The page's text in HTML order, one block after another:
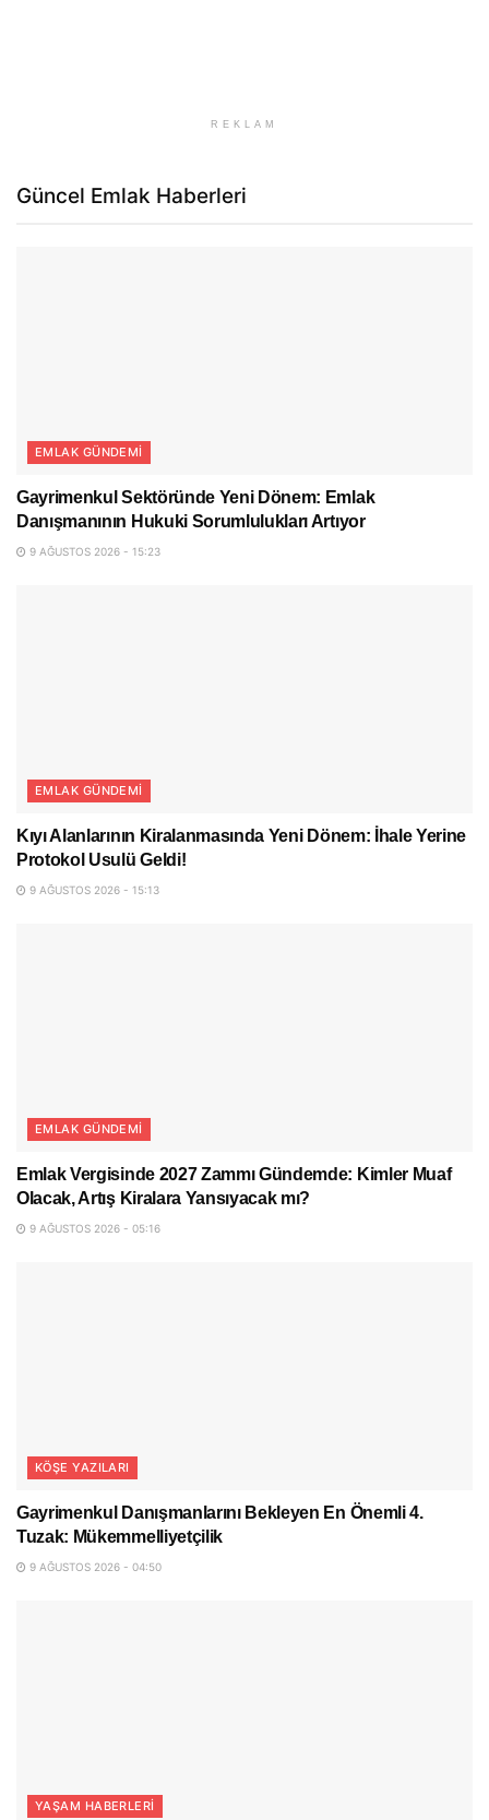
REKLAM
Güncel Emlak Haberleri
EMLAK GÜNDEMI
Gayrimenkul Sektöründe Yeni Dönem: Emlak
Danışmanının Hukuki Sorumlulukları Artıyor
9 AĞUSTOS 2026 - 15:23
EMLAK GÜNDEMI
Kıyı Alanlarının Kiralanmasında Yeni Dönem: İhale Yerine
Protokol Usulü Geldi!
9 AĞUSTOS 2026 - 15:13
EMLAK GÜNDEMI
Emlak Vergisinde 2027 Zammı Gündemde: Kimler Muaf
Olacak, Artış Kiralara Yansıyacak mı?
9 AĞUSTOS 2026 - 05:16
KÖŞE YAZILARI
Gayrimenkul Danışmanlarını Bekleyen En Önemli 4.
Tuzak: Mükemmelliyetçilik
9 AĞUSTOS 2026 - 04:50
YAŞAM HABERLERI